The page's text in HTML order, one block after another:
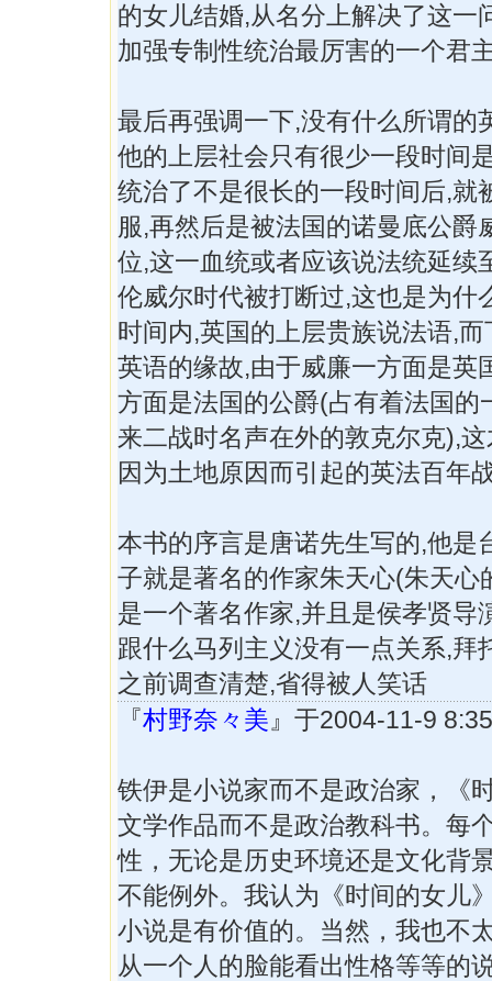
的女儿结婚,从名分上解决了这一
加强专制性统治最厉害的一个君
最后再强调一下,没有什么所谓的
他的上层社会只有很少一段时间
统治了不是很长的一段时间后,就
服,再然后是被法国的诺曼底公爵
位,这一血统或者应该说法统延续
伦威尔时代被打断过,这也是为什
时间内,英国的上层贵族说法语,
英语的缘故,由于威廉一方面是英
方面是法国的公爵(占有着法国的
来二战时名声在外的敦克尔克),
因为土地原因而引起的英法百年
本书的序言是唐诺先生写的,他是
子就是著名的作家朱天心(朱天心
是一个著名作家,并且是侯孝贤导
跟什么马列主义没有一点关系,拜
之前调查清楚,省得被人笑话
『村野奈々美 』于2004-11-9
铁伊是小说家而不是政治家，《
文学作品而不是政治教科书。每
性，无论是历史环境还是文化背
不能例外。我认为《时间的女儿
小说是有价值的。当然，我也不
从一个人的脸能看出性格等等的